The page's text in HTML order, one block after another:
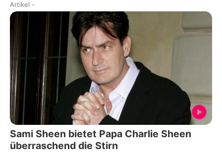
Artikel -
Sami Sheen bietet Papa Charlie Sheen
überraschend die Stirn